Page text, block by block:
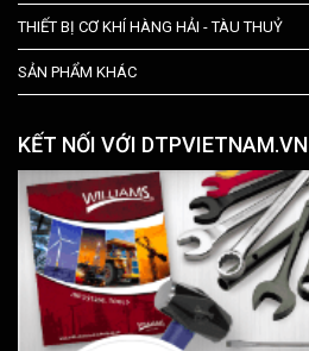
THIẾT BỊ CƠ KHÍ HÀNG HẢI - TÀU THUỶ
SẢN PHẨM KHÁC
KẾT NỐI VỚI DTPVIETNAM.VN